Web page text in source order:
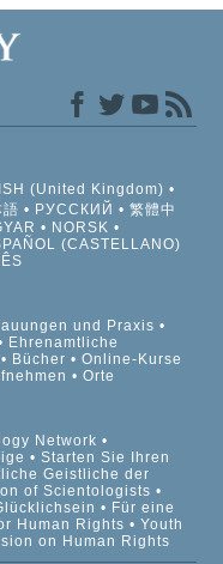
(United Kingdom)
語 РУССКИЙ
繁體中
NORSK
(CASTELLANO)
und Praxis
Ehrenamtliche
Bücher
Online-Kurse
Orte
Network
Starten Sie Ihren
Geistliche der
of Scientologists
Für eine
Human Rights
Youth
on Human Rights